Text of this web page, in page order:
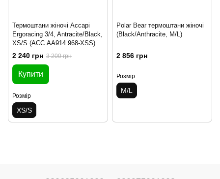
Термоштани жіночі Accapi
Ergoracing 3/4, Antracite/Black,
XS/S (ACC АA914.968-XSS)
2 240 грн 3 200 грн
Купити
Розмір
XS/S
Polar Bear термоштани жіночі
(Black/Anthracite, M/L)
2 856 грн
Розмір
M/L